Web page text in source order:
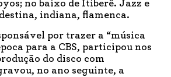
no baixo de Itiberê. Jazz e
indiana, flamenca.
por trazer a “música
para a CBS, participou nos
do disco com
no ano seguinte, a